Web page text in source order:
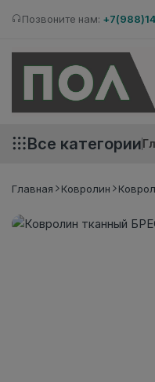
Позвоните нам:
Все категории
Главная Ковролин